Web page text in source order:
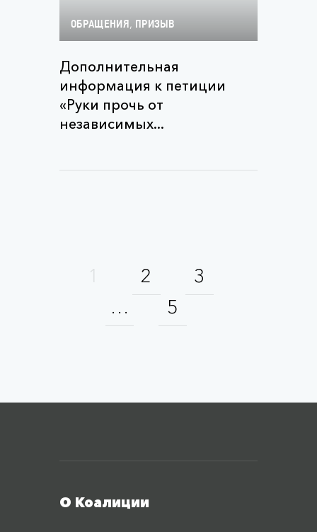
ОБРАЩЕНИЯ , ПРИЗЫВ
Дополнительная
информация к петиции
«Руки прочь от
независимых...
1 2
3
…
5
О Коалиции